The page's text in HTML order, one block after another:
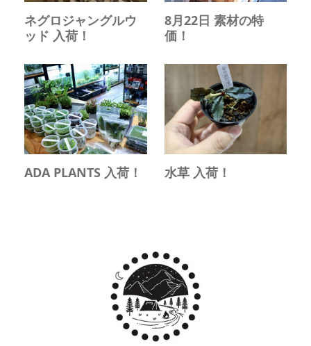
ネグロジャングルウ
ッド 入荷！
8月22日 素材の特
価！
ADA PLANTS 入荷！ 水草 入荷！